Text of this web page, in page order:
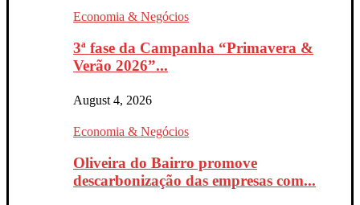
Economia & Negócios
3ª fase da Campanha “Primavera &
Verão 2026”...
August 4, 2026
Economia & Negócios
Oliveira do Bairro promove
descarbonização das empresas com...